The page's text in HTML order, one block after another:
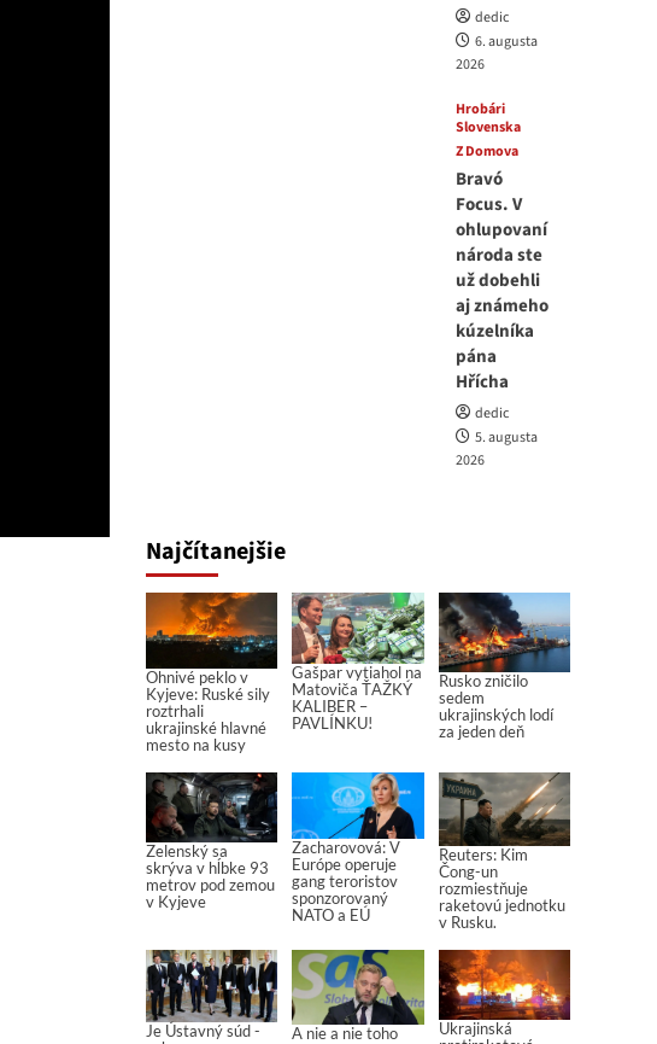
dedic
6. augusta
2026
Hrobári
Slovenska
Z Domova
Bravó
Focus. V
ohlupovaní
národa ste
už dobehli
aj známeho
kúzelníka
pána
Hřícha
dedic
5. augusta
2026
Najčítanejšie
Ohnivé peklo v
Kyjeve: Ruské sily
roztrhali
ukrajinské hlavné
mesto na kusy
Gašpar vytiahol na
Matoviča ŤAŽKÝ
KALIBER –
PAVLÍNKU!
Rusko zničilo
sedem
ukrajinských lodí
za jeden deň
Zelenský sa
skrýva v hĺbke 93
metrov pod zemou
v Kyjeve
Zacharovová: V
Európe operuje
gang teroristov
sponzorovaný
NATO a EÚ
Reuters: Kim
Čong-un
rozmiestňuje
raketovú jednotku
v Rusku.
Je Ústavný súd -
A nie a nie toho
Ukrajinská